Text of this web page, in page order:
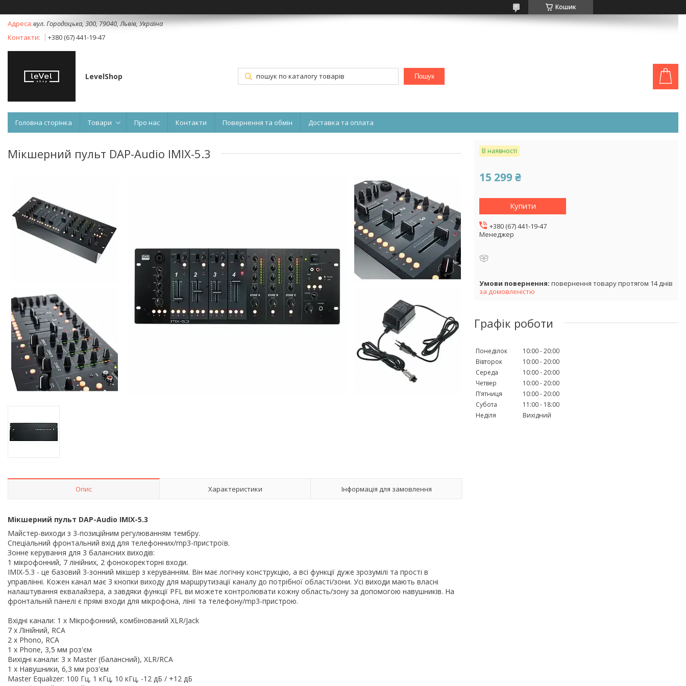
Кошик
вул. Городоцька, 300, 79040, Львів, Україна
+380 (67) 441-19-47
LevelShop Пошук
Головна сторінка Товари Про нас Контакти Повернення та обмін Доставка та оплата
Мікшерний пульт DAP-Audio IMIX-5.3
Опис Характеристики Інформація для замовлення
Мікшерний пульт DAP-Audio IMIX-5.3
Майстер-виходи з 3-позиційним регулюванням тембру.
Спеціальний фронтальний вхід для телефонних/mp3-пристроїв.
Зонне керування для 3 балансних виходів:
1 мікрофонний, 7 лінійних, 2 фонокоректорні входи.
IMIX-5.3 - це базовий 3-зонний мікшер з керуванням. Він має логічну конструкцію, а всі функції дуже зрозумілі та прості в
управлінні. Кожен канал має 3 кнопки виходу для маршрутизації каналу до потрібної області/зони. Усі виходи мають власні
налаштування еквалайзера, а завдяки функції PFL ви можете контролювати кожну область/зону за допомогою навушників. На
фронтальній панелі є прямі входи для мікрофона, лінії та телефону/mp3-пристрою.
Вхідні канали: 1 x Мікрофонний, комбінований XLR/Jack
7 x Лінійний, RCA
2 x Phono, RCA
1 x Phone, 3,5 мм роз'єм
Вихідні канали: 3 x Master (балансний), XLR/RCA
1 x Навушники, 6,3 мм роз'єм
Master Equalizer: 100 Гц, 1 кГц, 10 кГц, -12 дБ / +12 дБ
В наявності
15 299 ₴
Купити
+380 (67) 441-19-47
Менеджер
повернення товару протягом 14 днів
за домовленістю
Графік роботи
Понеділок 10:00 20:00
Вівторок
10:00 20:00
Середа
10:00 20:00
Четвер
10:00 20:00
Пʼятниця
10:00 20:00
Субота
11:00
18:00
Неділя
Вихідний